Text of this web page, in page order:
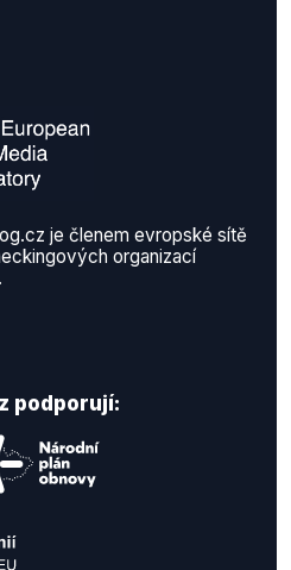
je členem evropské sítě
organizací
podporují: